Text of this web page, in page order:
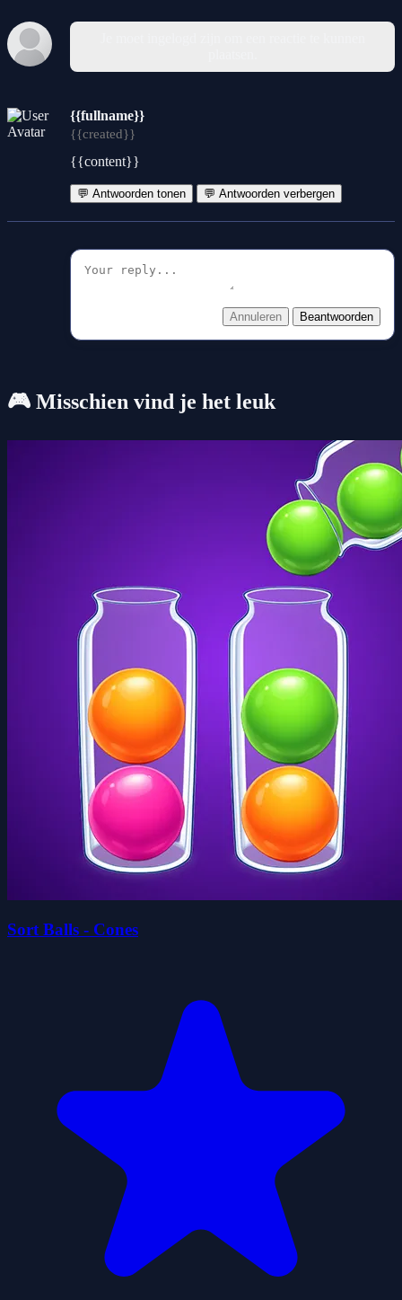
{{fullname}}
{{created}}
{{content}}
💬 Antwoorden tonen 💬 Antwoorden verbergen
Annuleren Beantwoorden
🎮 Misschien vind je het leuk
Sort Balls - Cones